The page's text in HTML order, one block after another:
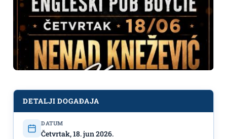
Knez 18.juna u ,,Boycie Pub"-u
DETALJI DOGAĐAJA
DATUM
Četvrtak, 18. jun 2026.